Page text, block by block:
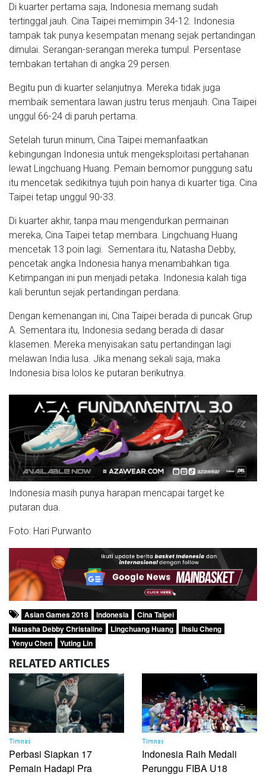
Di kuarter pertama saja, Indonesia memang sudah
tertinggal jauh. Cina Taipei memimpin 34-12. Indonesia
tampak tak punya kesempatan menang sejak pertandingan
dimulai. Serangan-serangan mereka tumpul. Persentase
tembakan tertahan di angka 29 persen.
Begitu pun di kuarter selanjutnya. Mereka tidak juga
membaik sementara lawan justru terus menjauh. Cina Taipei
unggul 66-24 di paruh pertama.
Setelah turun minum, Cina Taipei memanfaatkan
kebingungan Indonesia untuk mengeksploitasi pertahanan
lewat Lingchuang Huang. Pemain bernomor punggung satu
itu mencetak sedikitnya tujuh poin hanya di kuarter tiga. Cina
Taipei tetap unggul 90-33.
Di kuarter akhir, tanpa mau mengendurkan permainan
mereka, Cina Taipei tetap membara. Lingchuang Huang
mencetak 13 poin lagi. Sementara itu, Natasha Debby,
pencetak angka Indonesia hanya menambahkan tiga.
Ketimpangan ini pun menjadi petaka. Indonesia kalah tiga
kali beruntun sejak pertandingan perdana.
Dengan kemenangan ini, Cina Taipei berada di puncak Grup
A. Sementara itu, Indonesia sedang berada di dasar
klasemen. Mereka menyisakan satu pertandingan lagi
melawan India lusa. Jika menang sekali saja, maka
Indonesia bisa lolos ke putaran berikutnya.
Indonesia masih punya harapan mencapai target ke
putaran dua.
Foto: Hari Purwanto
Asian Games 2018 Indonesia
Cina Taipei
Natasha Debby Christaline
Lingchuang Huang
Ihsiu Cheng
Yenyu Chen
Yuting Lin
RELATED ARTICLES
Timnas
Perbasi Siapkan 17
Pemain Hadapi Pra
Timnas
Indonesia Raih Medali
Perunggu FIBA U18